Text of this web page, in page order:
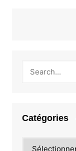
Catégories